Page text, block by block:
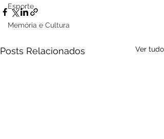
Esporte
Memória e Cultura
Posts Relacionados Ver tudo